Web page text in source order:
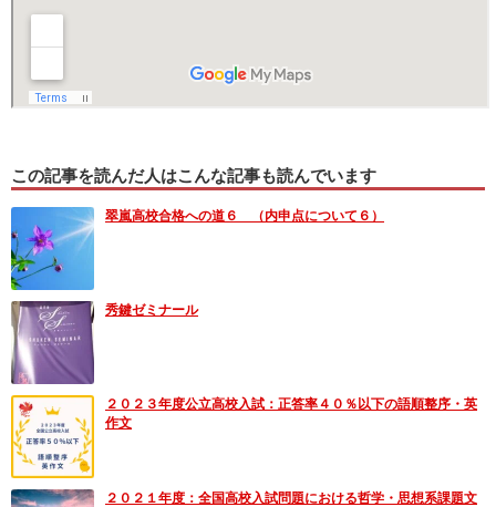
この記事を読んだ人はこんな記事も読んでいます
翠嵐高校合格への道６ （内申点について６）
秀鍵ゼミナール
２０２３年度公立高校入試：正答率４０％以下の語順整序・英
作文
２０２１年度：全国高校入試問題における哲学・思想系課題文